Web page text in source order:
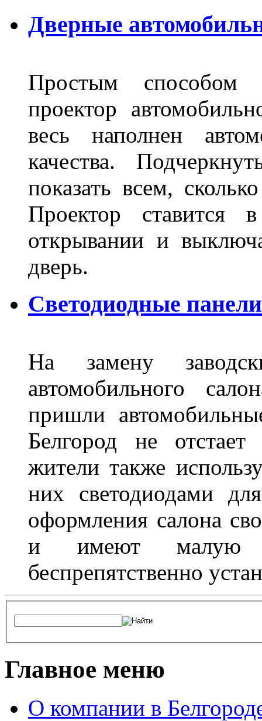
Дверные
Простым способом
проектор
весь наполнен
качества.
показать всем,
Проектор ставится
открывании и
дверь.
Светодиодные
На замену
автомобильного
пришли
Белгород не
жители также
них светодиодами
оформления салона
и имеют малую
беспрепятственно
Главное меню
О компании в